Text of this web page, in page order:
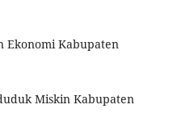
Ekonomi Kabupaten
Miskin Kabupaten